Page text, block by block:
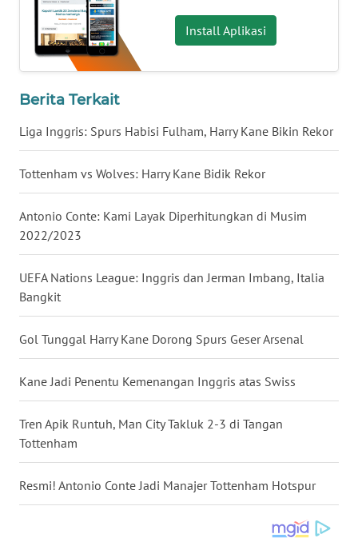
Install Aplikasi
Berita Terkait
Liga Inggris: Spurs Habisi Fulham, Harry Kane Bikin Rekor
Tottenham vs Wolves: Harry Kane Bidik Rekor
Antonio Conte: Kami Layak Diperhitungkan di Musim
2022/2023
UEFA Nations League: Inggris dan Jerman Imbang, Italia
Bangkit
Gol Tunggal Harry Kane Dorong Spurs Geser Arsenal
Kane Jadi Penentu Kemenangan Inggris atas Swiss
Tren Apik Runtuh, Man City Takluk 2-3 di Tangan
Tottenham
Resmi! Antonio Conte Jadi Manajer Tottenham Hotspur
WN
NTB
SULTENG
BABEL
SUMBAR
WN
SUMSEL
WN
BENGKULU
WN